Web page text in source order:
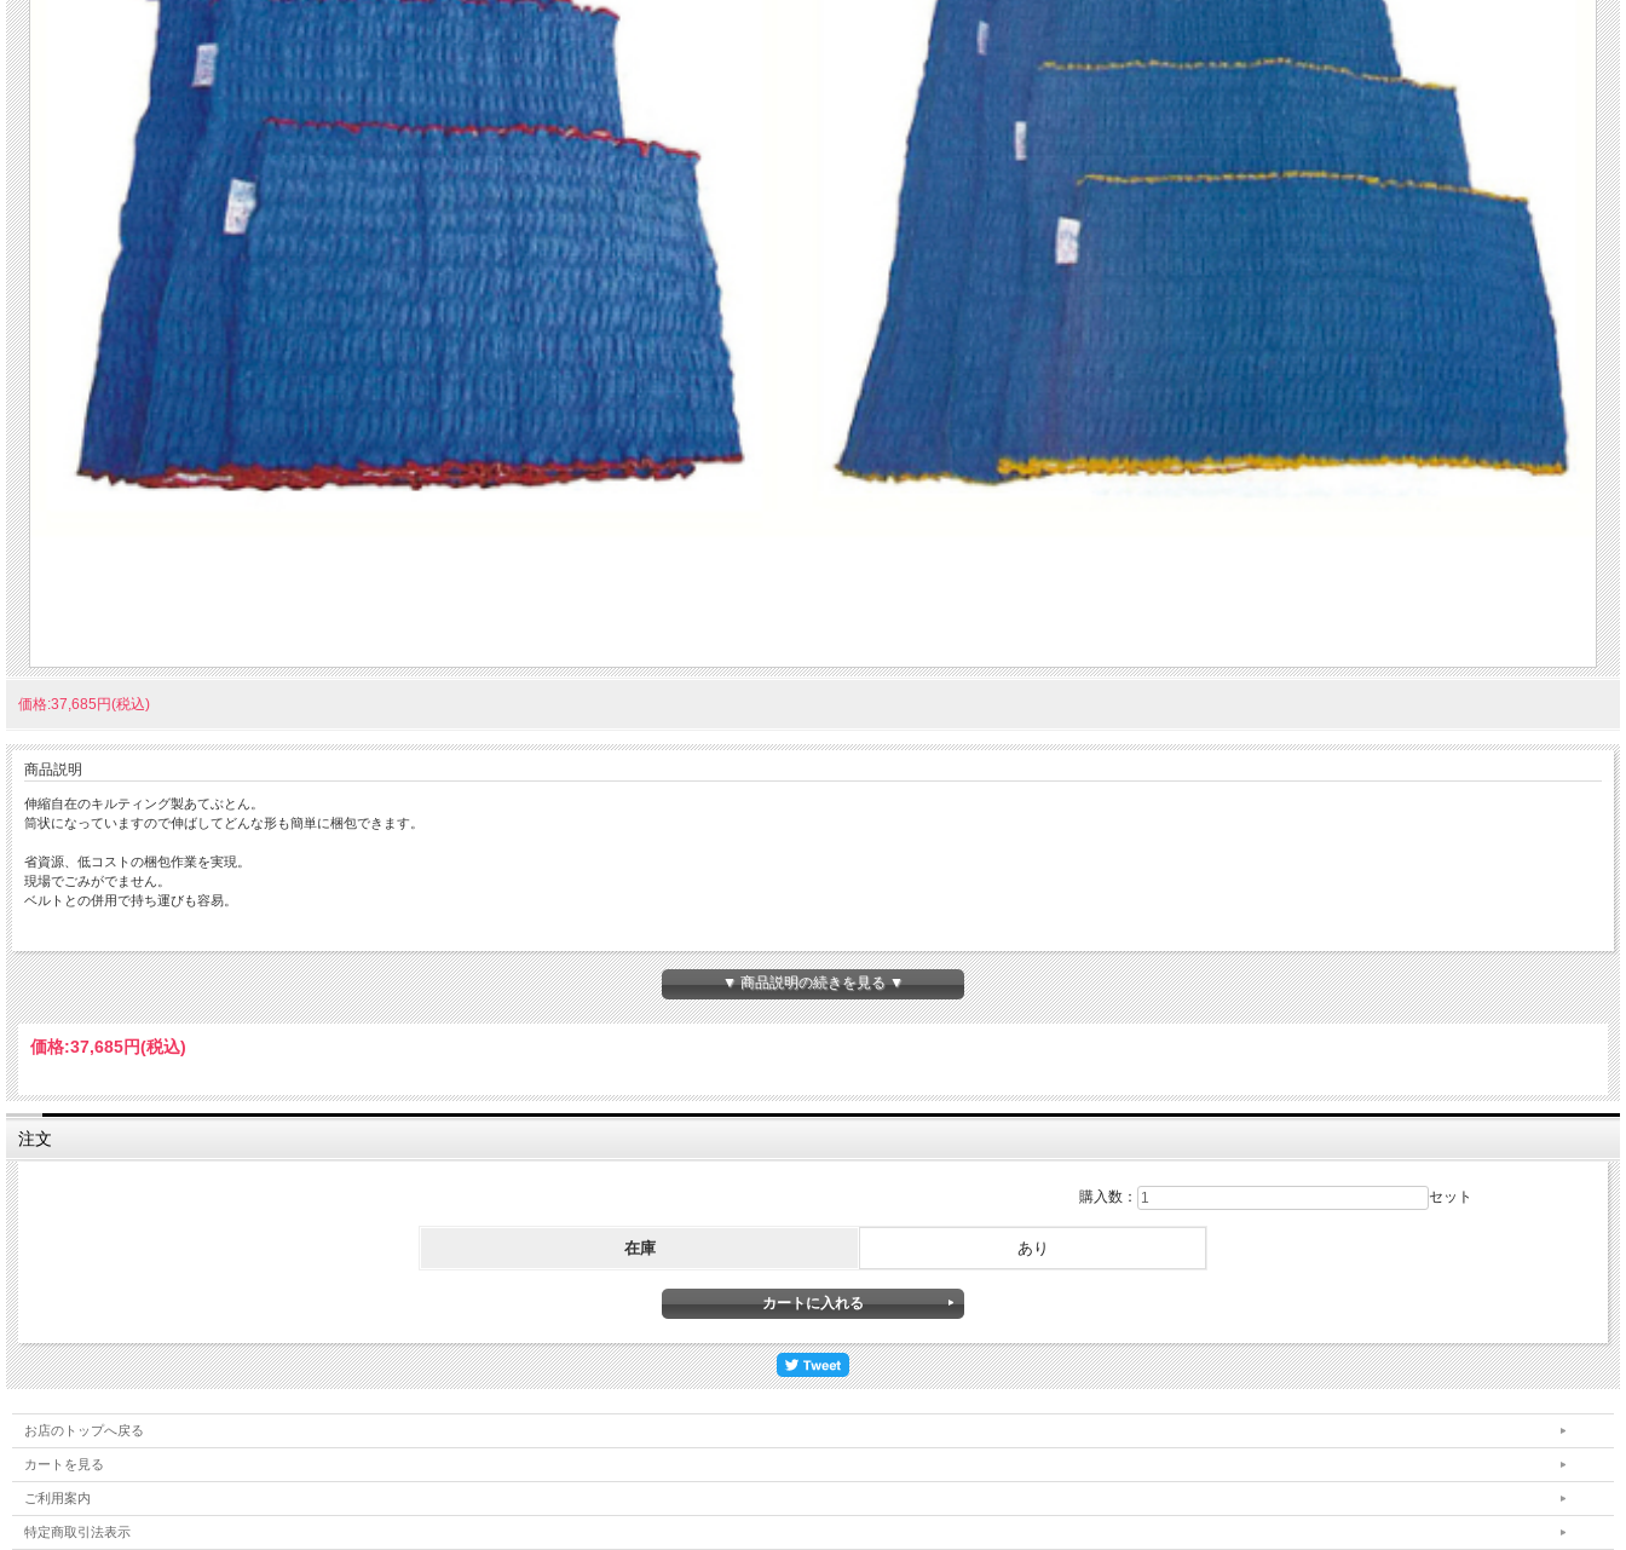
価格:37,685円(税込)
商品説明
伸縮自在のキルティング製あてぶとん。
筒状になっていますので伸ばしてどんな形も簡単に梱包できます。
省資源、低コストの梱包作業を実現。
現場でごみがでません。
ベルトとの併用で持ち運びも容易。
材質・・・表地：PE１００％
中綿：PE１００％
ゴム：１２コール
裏地：PE１００％
用途・・・家具、家電の梱包
▼ 商品説明の続きを見る ▼
価格:37,685円(税込)
注文
購入数： セット
在庫 あり
お店のトップへ戻る
カートを見る
ご利用案内
特定商取引法表示